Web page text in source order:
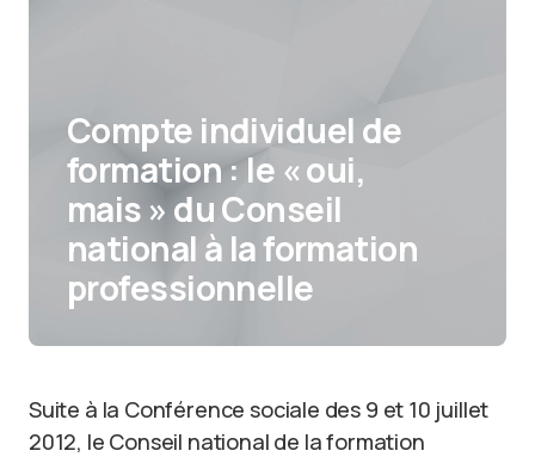
Compte individuel de
formation : le « oui,
mais » du Conseil
national à la formation
professionnelle
Suite à la Conférence sociale des 9 et 10 juillet
2012, le Conseil national de la formation